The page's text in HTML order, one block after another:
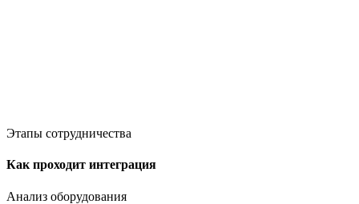
Этапы сотрудничества
Как проходит интеграция
Анализ оборудования